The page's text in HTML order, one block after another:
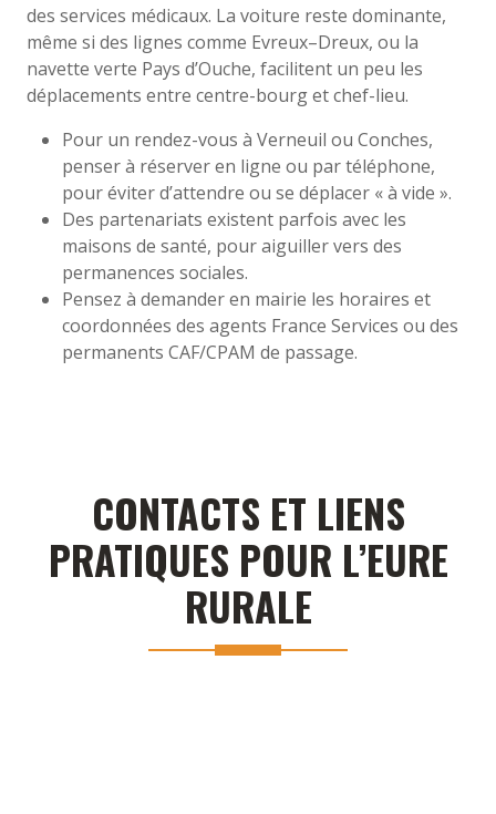
des services médicaux. La voiture reste dominante,
même si des lignes comme Evreux–Dreux, ou la
navette verte Pays d’Ouche, facilitent un peu les
déplacements entre centre-bourg et chef-lieu.
Pour un rendez-vous à Verneuil ou Conches,
penser à réserver en ligne ou par téléphone,
pour éviter d’attendre ou se déplacer « à vide ».
Des partenariats existent parfois avec les
maisons de santé, pour aiguiller vers des
permanences sociales.
Pensez à demander en mairie les horaires et
coordonnées des agents France Services ou des
permanents CAF/CPAM de passage.
CONTACTS ET LIENS
PRATIQUES POUR L’EURE
RURALE